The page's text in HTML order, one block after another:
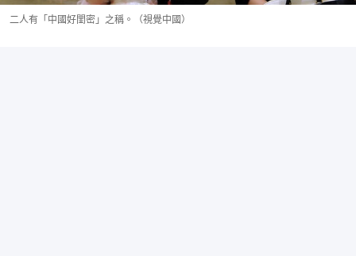
二人有「中國好閨密」之稱。（視覺中國）